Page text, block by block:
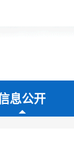
息公开